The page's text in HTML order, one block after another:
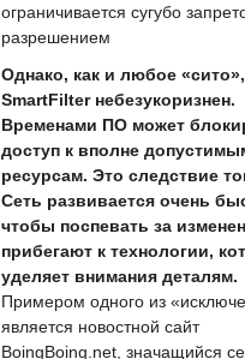
ограничивается сугубо
разрешением
Однако, как и любое «сито»,
SmartFilter небезукоризнен.
Временами ПО может
доступ к вполне
ресурсам. Это следствие
Сеть развивается очень
чтобы поспевать за
прибегают к технологии,
уделяет внимания деталям.
Примером одного из
является новостной сайт
BoingBoing.net, значащийся